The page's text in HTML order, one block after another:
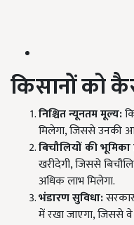
किसानों को
निश्चित न्यूनतम मूल्य:
मिलेगा, जिससे उनकी
बिचौलियों की
खरीदेगी, जिससे
अधिक लाभ मिलेगा.
भंडारण सुविधा:
में रखा जाएगा, जिससे वे